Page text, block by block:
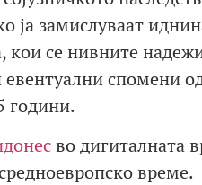
ја замислуваат
кои се нивните
спомени
години.
во дигиталната
време.